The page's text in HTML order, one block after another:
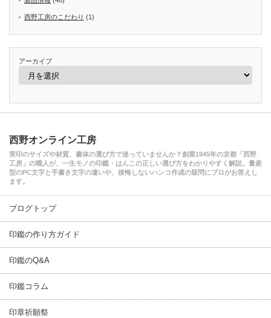
西野工房のこだわり (1)
アーカイブ
西野オンライン工房
実印のサイズや材質、書体の選び方で迷っていませんか？創業1945年の京都「西野
工房」の職人が、一生モノの印鑑・はんこの正しい選び方をわかりやすく解説。量産
型のPC文字と手書き文字の違いや、後悔しないハンコ作成の疑問にプロがお答えし
ます。
ブログトップ
印鑑の作り方ガイド
印鑑のQ&A
印鑑コラム
印章祈願祭